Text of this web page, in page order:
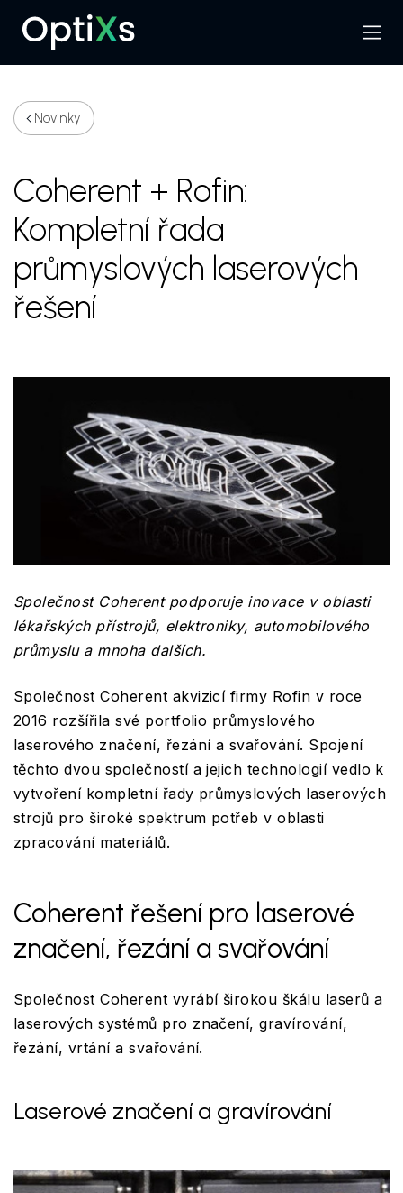
Hledat
Menu
Novinky
Coherent + Rofin:
Kompletní řada
průmyslových laserových
řešení
Společnost Coherent podporuje inovace v oblasti
lékařských přístrojů, elektroniky, automobilového
průmyslu a mnoha dalších.
Společnost Coherent akvizicí firmy Rofin v roce
2016 rozšířila své portfolio průmyslového
laserového značení, řezání a svařování. Spojení
těchto dvou společností a jejich technologií vedlo k
vytvoření kompletní řady průmyslových laserových
strojů pro široké spektrum potřeb v oblasti
zpracování materiálů.
Coherent řešení pro laserové
značení, řezání a svařování
Společnost Coherent vyrábí širokou škálu laserů a
laserových systémů pro značení, gravírování,
řezání, vrtání a svařování.
Laserové značení a gravírování